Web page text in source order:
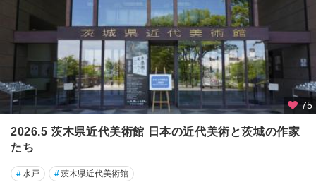
75
2026.5 茨木県近代美術館 日本の近代美術と茨城の作家
たち
#水戸 #茨木県近代美術館